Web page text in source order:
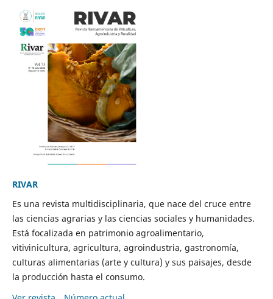
RIVAR
Es una revista multidisciplinaria, que nace del cruce entre
las ciencias agrarias y las ciencias sociales y humanidades.
Está focalizada en patrimonio agroalimentario,
vitivinicultura, agricultura, agroindustria, gastronomía,
culturas alimentarias (arte y cultura) y sus paisajes, desde
la producción hasta el consumo.